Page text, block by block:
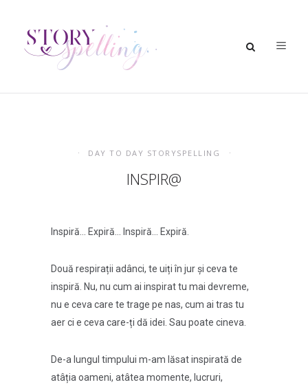
DAY TO DAY STORYSPELLING
INSPIR@
Inspiră… Expiră… Inspiră… Expiră.
Două respirații adânci, te uiți în jur și ceva te
inspiră. Nu, nu cum ai inspirat tu mai devreme,
nu e ceva care te trage pe nas, cum ai tras tu
aer ci e ceva care-ți dă idei. Sau poate cineva.
De-a lungul timpului m-am lăsat inspirată de
atâția oameni, atâtea momente, lucruri,